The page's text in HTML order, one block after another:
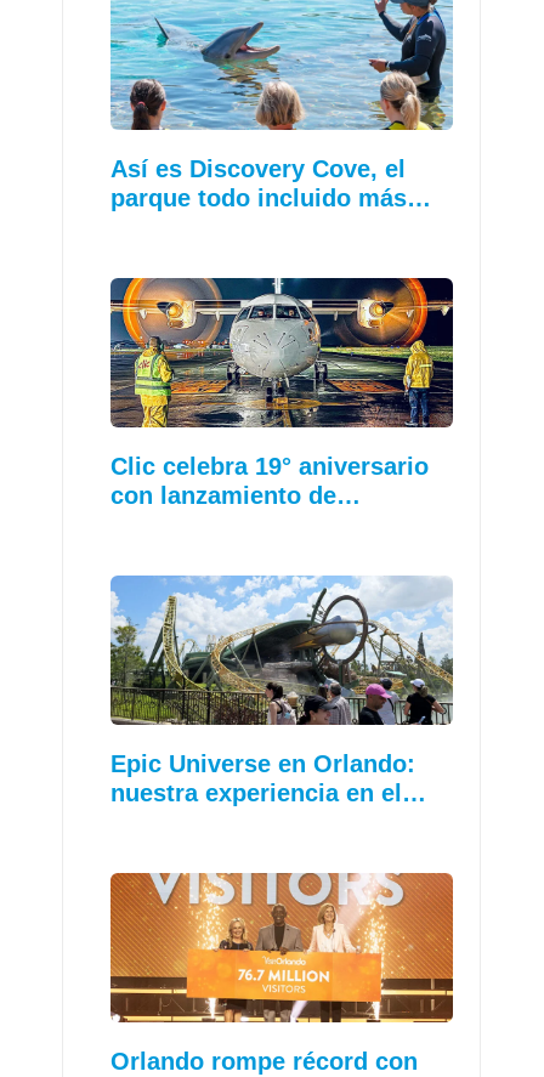
Así es Discovery Cove, el
parque todo incluido más…
Clic celebra 19° aniversario
con lanzamiento de…
Epic Universe en Orlando:
nuestra experiencia en el…
Orlando rompe récord con